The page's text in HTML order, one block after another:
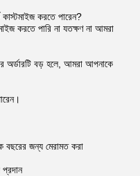
করতে পারেন?
করতে পারি না যতক্ষণ না আমরা
অর্ডারটি বড় হলে, আমরা আপনাকে
জন্য মেরামত করা